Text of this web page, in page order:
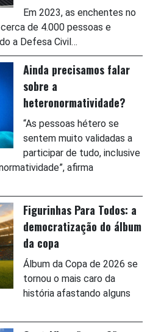
Em 2023, as enchentes no
de 4.000 pessoas e
a Defesa Civil…
Ainda precisamos falar
sobre a
heteronormatividade?
“As pessoas hétero se
sentem muito validadas a
participar de tudo, inclusive
afirma
Figurinhas Para Todos: a
democratização do álbum
da copa
Álbum da Copa de 2026 se
tornou o mais caro da
história afastando alguns